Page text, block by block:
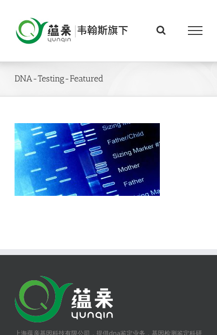
content
DNA-Testing-Featured
上海蕴亲基因科技有限公司，提供dna鉴定业务，基因检测鉴定科研